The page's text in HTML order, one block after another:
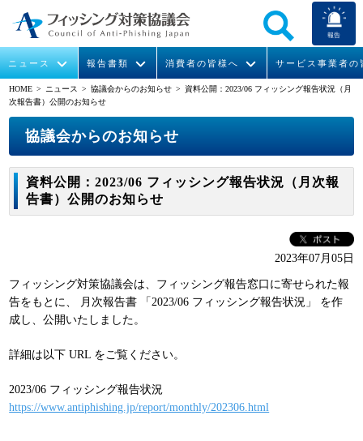
報告
ニュース
イベント
報告書類
月次報告書
消費者の皆様へ
フィッシングの報告
サービス事業者の
STOP. THINK. CONNECT.
運営委員紹介
メンバー
HOME > ニュース >協議会からのお知らせ > 資料公開：2023/06 フィッシング報告状況（月
次報告書）公開のお知らせ
協議会からのお知らせ
資料公開：2023/06 フィッシング報告状況（月次報
告書）公開のお知らせ
2023年07月05日
フィッシング対策協議会は、フィッシング報告窓口に寄せられた報
告をもとに、 月次報告書 「2023/06 フィッシング報告状況」 を作
成し、公開いたしました。
詳細は以下 URL をご覧ください。
2023/06 フィッシング報告状況
https://www.antiphishing.jp/report/monthly/202306.html